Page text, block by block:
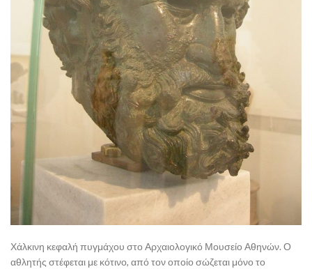
Χάλκινη κεφαλή πυγμάχου στο Αρχαιολογικό Μουσείο Αθηνών. Ο
αθλητής στέφεται με κότινο, από τον οποίο σώζεται μόνο το